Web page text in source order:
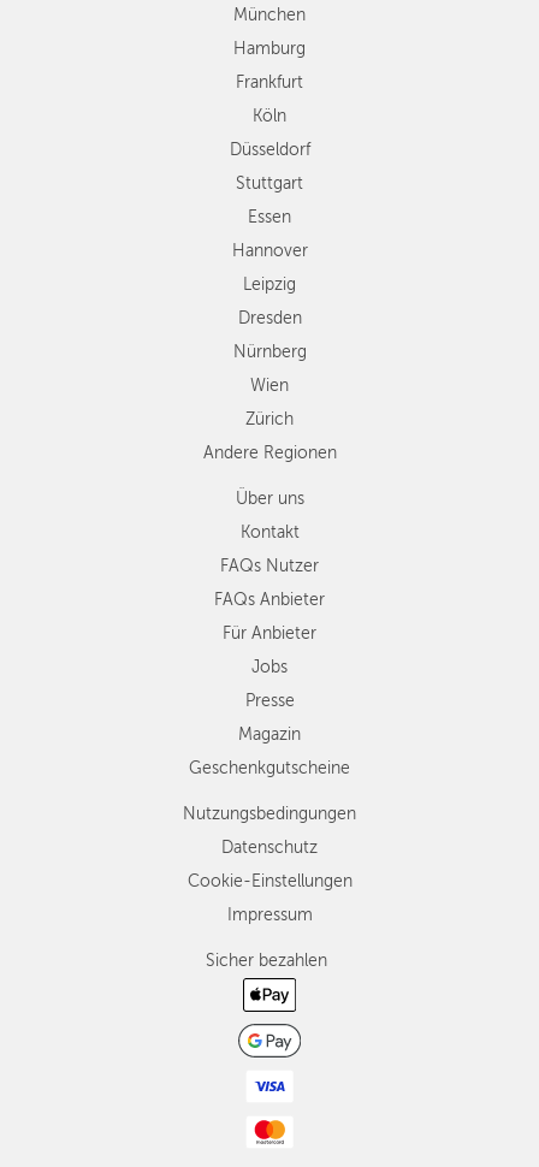
Stuttgart
Essen
Dresden
Nürnberg
Wien
Zürich
Andere
Regionen
München
Hamburg
Frankfurt
Köln
Düsseldorf
Stuttgart
Essen
Hannover
Leipzig
Dresden
Nürnberg
Wien
Zürich
Andere Regionen
Über uns
Kontakt
FAQs Nutzer
FAQs Anbieter
Für Anbieter
Jobs
Presse
Magazin
Geschenkgutscheine
Nutzungsbedingungen
Datenschutz
Cookie-Einstellungen
Impressum
Sicher bezahlen